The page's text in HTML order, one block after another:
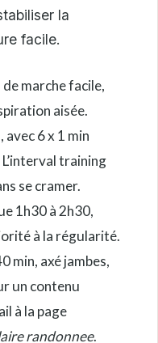
la
facile.
marche facile,
aisée.
avec 6 x 1 min
training
se cramer.
1h30 à 2h30,
à la régularité.
min, axé jambes,
un contenu
à la page
randonnee.